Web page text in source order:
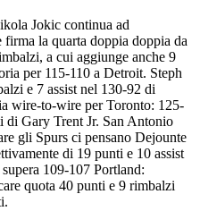
Jokic continua ad
la quarta doppia doppia da
a cui aggiunge anche 9
per 115-110 a Detroit. Steph
e 7 assist nel 130-92 di
wire-to-wire per Toronto: 125-
di Gary Trent Jr. San Antonio
gli Spurs ci pensano Dejounte
di 19 punti e 10 assist
109-107 Portland:
quota 40 punti e 9 rimbalzi